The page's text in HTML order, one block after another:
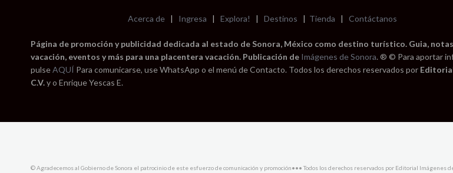
Acerca de | Ingresa | Explora! | Destinos | Tienda | Contáctanos
Página de promoción y publicidad dedicada al estado de Sonora, México como destino turístico. Guia,
vacación, eventos y más para una placentera vacación. Publicación de Imágenes de Sonora. ® © Para aportar
pulseAQUÍ Para comunicarse, use WhatsApp o el menú de Contacto. Todos los derechos reservados por
C.V.y o Enrique Yescas E.
© Agradecemos al Gobierno de Sonora el patrocinio de este esfuerzo de comunicación y promoción••• Todos los derechos reservados por Editorial Imágenes de